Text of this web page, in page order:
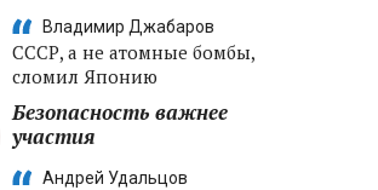
Владимир Джабаров
СССР, а не атомные бомбы,
сломил Японию
Безопасность важнее
участия
Андрей Удальцов